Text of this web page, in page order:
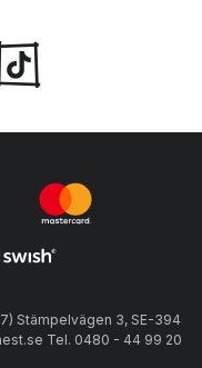
Stämpelvägen 3, SE-394
Tel. 0480 - 44 99 20